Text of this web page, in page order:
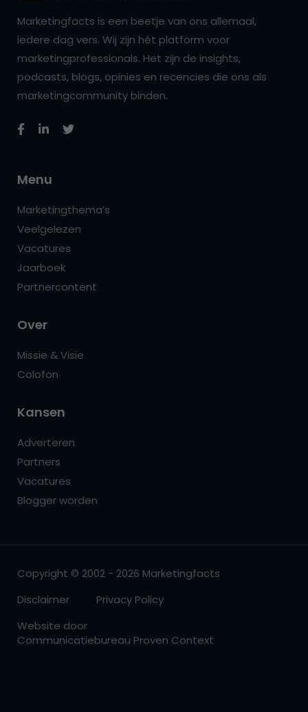
Marketingfacts is een beetje van ons allemaal,
iedere dag vers. Wij zijn hét platform voor
marketingprofessionals. Het zijn de insights,
podcasts, blogs, opinies en recencies die ons als
marketingcommunity binden.
Menu
Marketingthema’s
Veelgelezen
Vacatures
Jaarboek
Partnercontent
Over
Missie & Visie
Colofon
Kansen
Adverteren
Partners
Vacatures
Blogger worden
Copyright © 2002 - 2026 Marketingfacts
Disclaimer
Privacy Policy
Website door
Communicatiebureau Proven Context